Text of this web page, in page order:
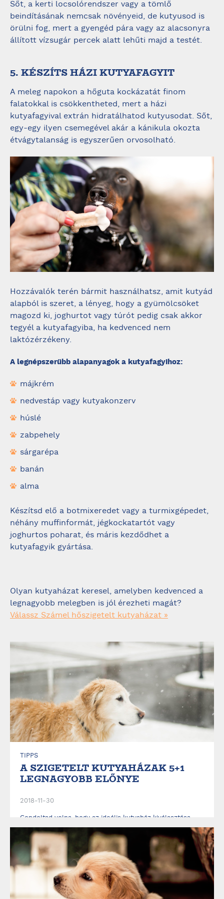
Sőt, a kerti locsolórendszer vagy a tömlő
beindításának nemcsak növényeid, de kutyusod is
örülni fog, mert a gyengéd pára vagy az alacsonyra
állított vízsugár percek alatt lehűti majd a testét.
5. KÉSZÍTS HÁZI KUTYAFAGYIT
A meleg napokon a hőguta kockázatát finom
falatokkal is csökkentheted, mert a házi
kutyafagyival extrán hidratálhatod kutyusodat. Sőt,
egy-egy ilyen csemegével akár a kánikula okozta
étvágytalanság is egyszerűen orvosolható.
Hozzávalók terén bármit használhatsz, amit kutyád
alapból is szeret, a lényeg, hogy a gyümölcsöket
magozd ki, joghurtot vagy túrót pedig csak akkor
tegyél a kutyafagyiba, ha kedvenced nem
laktózérzékeny.
A legnépszerűbb alapanyagok a kutyafagyihoz:
májkrém
nedvestáp vagy kutyakonzerv
húslé
zabpehely
sárgarépa
banán
alma
Készítsd elő a botmixeredet vagy a turmixgépedet,
néhány muffinformát, jégkockatartót vagy
joghurtos poharat, és máris kezdődhet a
kutyafagyik gyártása.
Olyan kutyaházat keresel, amelyben kedvenced a
legnagyobb melegben is jól érezheti magát?
Válassz Számel hőszigetelt kutyaházat »
TIPPS
A SZIGETELT KUTYAHÁZAK 5+1
LEGNAGYOBB ELŐNYE
2018-11-30
Gondoltad volna, hogy az ideális kutyaház kiválasztása
során a szigetelés éppen olyan fontos szempont, akár
saját otthonod esetében? A megfelelő hőmérséklet
biztosításával ugyanis igen sokat tehetsz kedvenced jó
közérzete, egészsége és nyugalma érdekében. Ki is
gyűjtöttük Neked a legfontosabb tudnivalókat és a
szigetel...
ELOLVASOM